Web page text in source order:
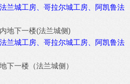
兰城工房、哥拉尔城工房、阿凯鲁法
地下一楼(法兰城侧)
兰城工房、哥拉尔城工房、阿凯鲁法
下一楼（法兰城侧）